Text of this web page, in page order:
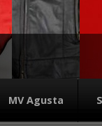
MV Agusta